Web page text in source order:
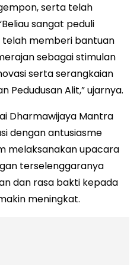
serta telah
sangat peduli
memberi bantuan
sebagai stimulan
serta serangkaian
Pedudusan Alit,” ujarnya.
Dharmawijaya Mantra
dengan antusiasme
melaksanakan upacara
terselenggaranya
dan rasa bakti kepada
meningkat.